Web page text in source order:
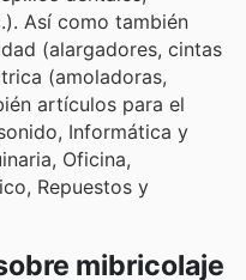
Así como también
(alargadores, cintas
(amoladoras,
artículos para el
Informática y
Oficina,
Repuestos y
mibricolaje